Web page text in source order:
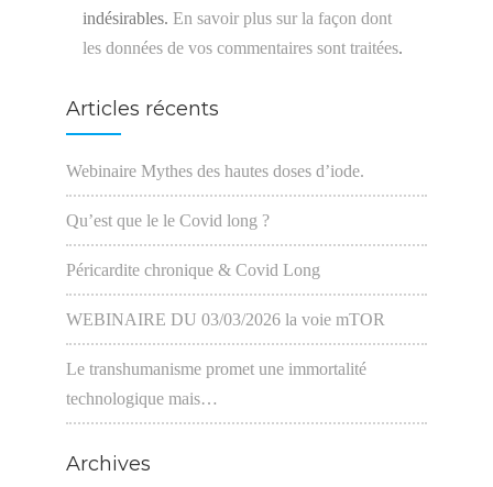
indésirables. En savoir plus sur la façon dont
les données de vos commentaires sont traitées.
Articles récents
Webinaire Mythes des hautes doses d’iode.
Qu’est que le le Covid long ?
Péricardite chronique & Covid Long
WEBINAIRE DU 03/03/2026 la voie mTOR
Le transhumanisme promet une immortalité
technologique mais…
Archives